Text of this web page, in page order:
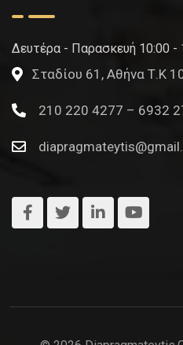
Δευτέρα - Παρασκευή 10:00 -
Σταδίου 61, Αθήνα Τ.Κ
210 220 4277 – 6932